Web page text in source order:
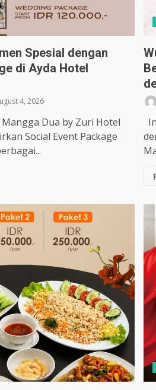
Spesial dengan
di Ayda Hotel
4, 2026
Dua by Zuri Hotel
Social Event Package